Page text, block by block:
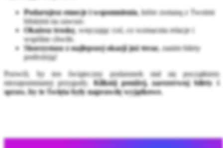
Podarujesz emocje i wspomnienia, które zostaną z Twoimi
bliskimi na zawsze.
Okażesz troskę, wręczając coś, co wzmacnia relacje i
wspólne chwile.
Skorzystasz z najlepszej okazji już teraz, zanim bilety
podrożeją!
Pozwól, by ten świąteczny podarunek stał się początkiem
niezapomnianej przygody. Kliknij poniżej, zarezerwuj bilety i
spraw, by te Święta były naprawdę wyjątkowe.